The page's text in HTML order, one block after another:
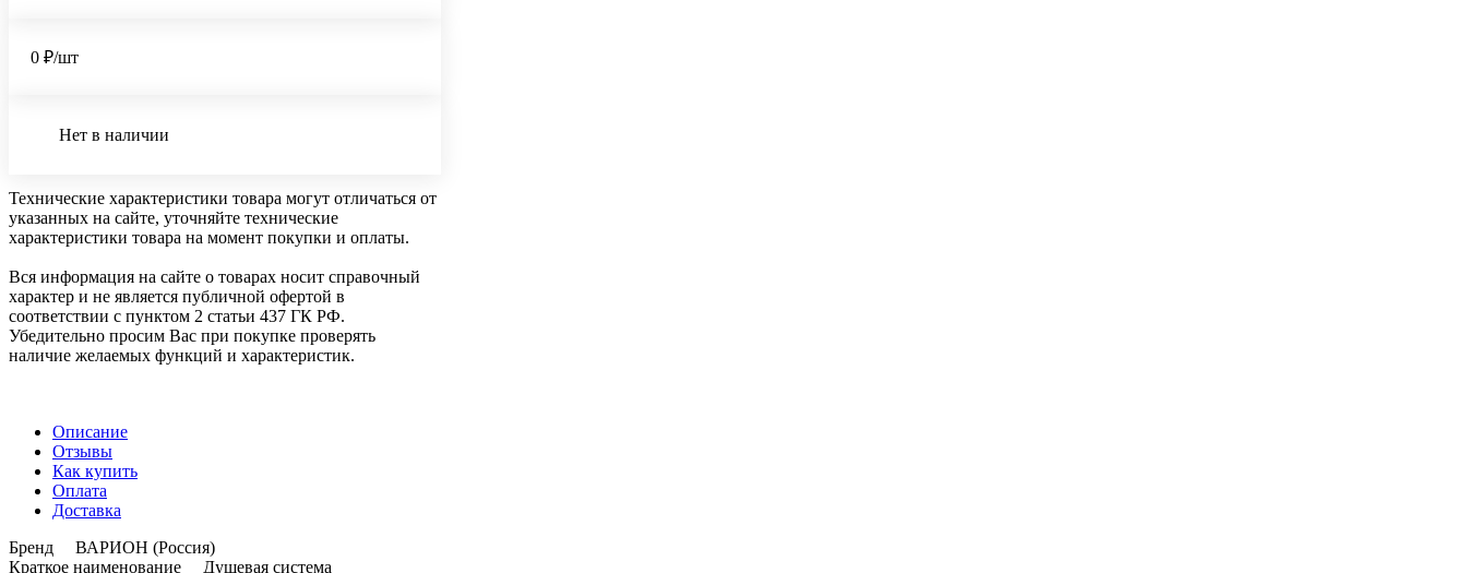
0 ₽/шт
Нет в наличии
Технические характеристики товара могут отличаться от
указанных на сайте, уточняйте технические
характеристики товара на момент покупки и оплаты.
Вся информация на сайте о товарах носит справочный
характер и не является публичной офертой в
соответствии с пунктом 2 статьи 437 ГК РФ.
Убедительно просим Вас при покупке проверять
наличие желаемых функций и характеристик.
Описание
Отзывы
Как купить
Оплата
Доставка
Бренд ВАРИОН (Россия)
Краткое наименование Душевая система